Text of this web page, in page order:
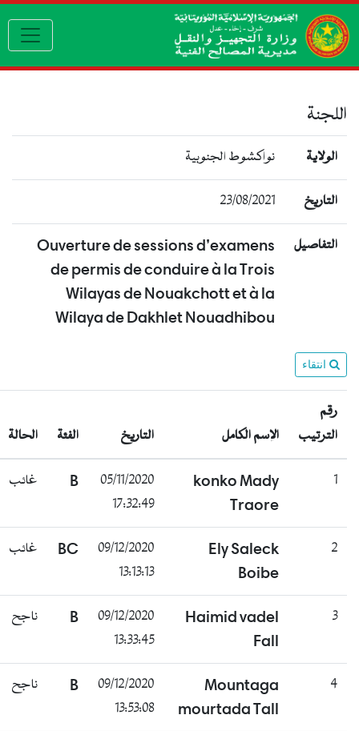
اللجنة
الولاية نواكشوط الجنوبية
التاريخ 23/08/2021
التفاصيل
Ouverture de sessions d’examens
de permis de conduire à la Trois
Wilayas de Nouakchott et à la
Wilaya de Dakhlet Nouadhibou
انتقاء
رقم
الترتيب
الإسم الكامل التاريخ الفئة الحالة
1
konko Mady
Traore
05/11/2020
17:32:49
B غائب
2
Ely Saleck
Boibe
09/12/2020
13:13:13
BC غائب
3
Haimid vadel
Fall
09/12/2020
13:33:45
B ناجح
4
Mountaga
mourtada Tall
09/12/2020
13:53:08
B ناجح